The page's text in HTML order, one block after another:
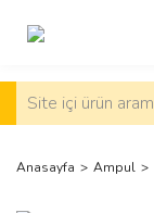
Anasayfa Ampul